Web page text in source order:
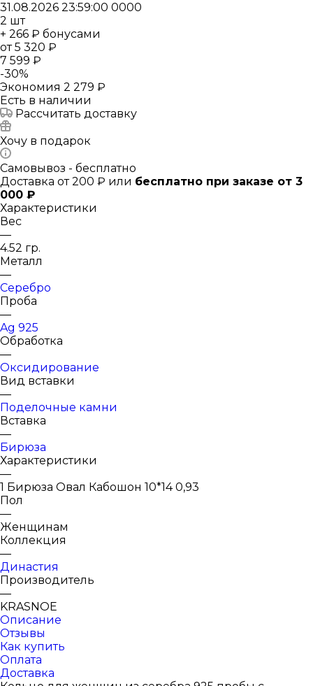
31.08.2026 23:59:00 0000
2 шт
+ 266 ₽ бонусами
от5 320 ₽
7 599 ₽
-30%
Экономия 2 279 ₽
Есть в наличии
Рассчитать доставку
Хочу в подарок
Самовывоз - бесплатно
Доставка от 200 ₽ или бесплатно при заказе от 3
000 ₽
Характеристики
Вес
—
4.52 гр.
Металл
—
Серебро
Проба
—
Ag 925
Обработка
—
Оксидирование
Вид вставки
—
Поделочные камни
Вставка
—
Бирюза
Характеристики
—
1 Бирюза Овал Кабошон 10*14 0,93
Пол
—
Женщинам
Коллекция
—
Династия
Производитель
—
KRASNOE
Описание
Отзывы
Как купить
Оплата
Доставка